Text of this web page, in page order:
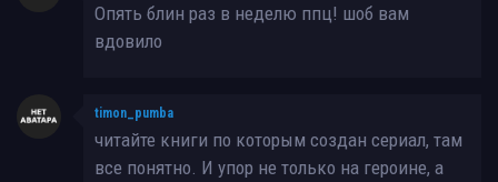
Опять блин раз в неделю ппц! шоб вам
вдовило
timon_pumba
читайте книги по которым создан сериал, там
все понятно. И упор не только на героине, а